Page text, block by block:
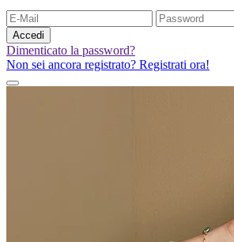
Accedi
Dimenticato la password?
Non sei ancora registrato? Registrati ora!